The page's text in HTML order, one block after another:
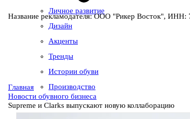
Личное развитие
Дизайн
Акценты
Тренды
Истории обуви
Производство
Название рекламодателя: ООО "Рикер Восток",
Главная
Новости обувного бизнеса
Supreme и Clarks выпускают новую коллаборацию